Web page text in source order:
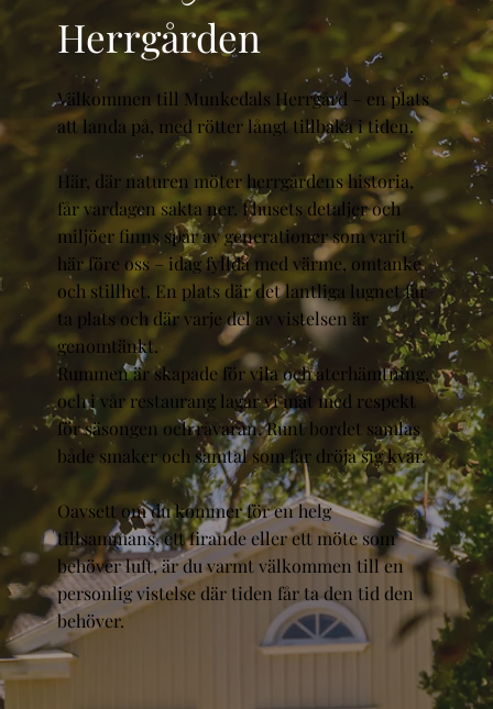
Herrgården
Välkommen till Munkedals Herrgård – en plats
att landa på, med rötter långt tillbaka i tiden.
Här, där naturen möter herrgårdens historia,
får vardagen sakta ner. I husets detaljer och
miljöer finns spår av generationer som varit
här före oss – idag fyllda med värme, omtanke
och stillhet. En plats där det lantliga lugnet får
ta plats och där varje del av vistelsen är
genomtänkt.
Rummen är skapade för vila och återhämtning,
och i vår restaurang lagar vi mat med respekt
för säsongen och råvaran. Runt bordet samlas
både smaker och samtal som får dröja sig kvar.
Oavsett om du kommer för en helg
tillsammans, ett firande eller ett möte som
behöver luft, är du varmt välkommen till en
personlig vistelse där tiden får ta den tid den
behöver.